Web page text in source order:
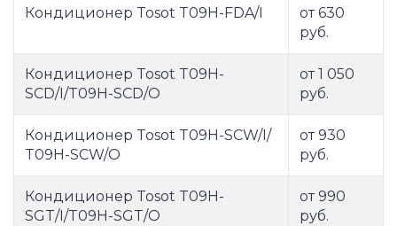
Кондиционер Tosot T09H-FDA/I
от 630
руб.
Кондиционер Tosot T09H-
SCD/I/T09H-SCD/O
от 1 050
руб.
Кондиционер Tosot T09H-SCW/I/
T09H-SCW/O
от 930
руб.
Кондиционер Tosot T09H-
SGT/I/T09H-SGT/O
от 990
руб.